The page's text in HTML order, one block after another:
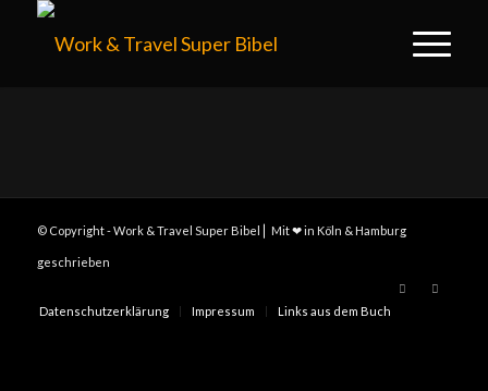
© Copyright - Work & Travel Super Bibel ⎢ Mit ❤ in Köln & Hamburg
geschrieben
Datenschutzerklärung Impressum Links aus dem Buch